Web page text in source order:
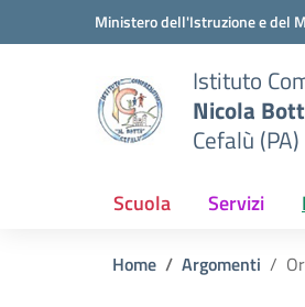
Vai ai contenuti
Vai al menu di navigazioneMinistero dell'Istruzione e del
Istituto
Nicola
Cefalù (PA)
Scuola Servizi
Home Argomenti